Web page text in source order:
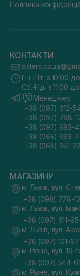
Політика
КОНТАКТИ
Пн.-Пт. з 10:00
Сб.-Нд. з 11:00
Менеджер
+38 (097) 612-
+38 (097) 788-
+38 (097) 983-
+38 (068) 693-
+38 (068) 951-
МАГАЗИНИ
м. Львів, вул.
+38 (098) 778-
м. Львів, вул.
+38 (097) 611-
м. Львів, вул.
+38 (097) 101-
м. Рівне, вул. 16-
+38 (097) 544-
м. Рівне, вул.